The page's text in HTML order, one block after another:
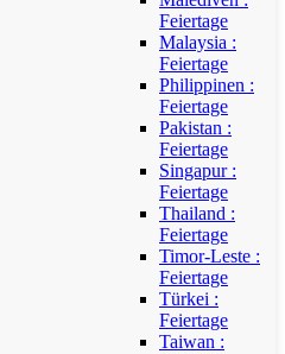
Feiertage
Malaysia :
Feiertage
Philippinen :
Feiertage
Pakistan :
Feiertage
Singapur :
Feiertage
Thailand :
Feiertage
Timor-Leste :
Feiertage
Türkei :
Feiertage
Taiwan :